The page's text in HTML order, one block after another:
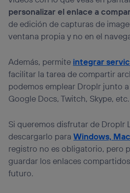
personalizar el enlace a
de edición de capturas de
ventana propia y no en el
Además, permite integrar
facilitar la tarea de compartir
podemos emplear Droplr junto a
Google Docs, Twitch, Skype, etc.
Si queremos disfrutar de Droplr
descargarlo paraWindows, Mac
registro no es obligatorio, pero
guardar los enlaces
futuro.